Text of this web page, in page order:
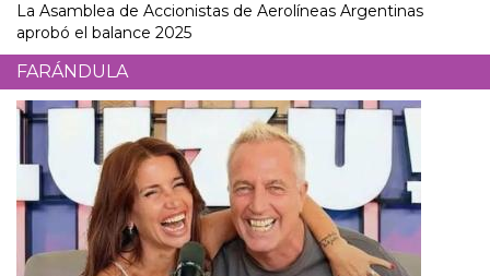
La Asamblea de Accionistas de Aerolíneas Argentinas
aprobó el balance 2025
FARÁNDULA